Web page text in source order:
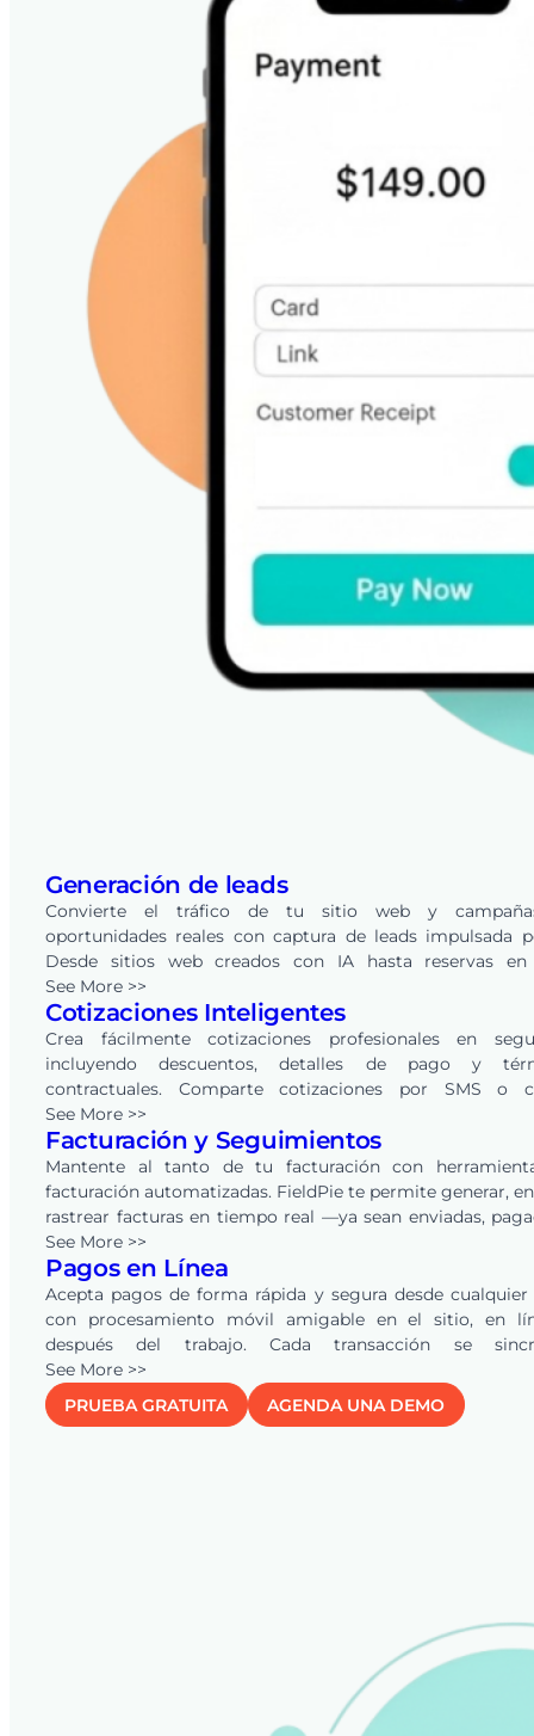
Generación de leads
Convierte el tráfico de tu sitio web y
oportunidades reales con captura de leads impulsada
Desde sitios web creados con IA hasta reservas en
integradas, cada solicitud se convierte en un lead en tu
de FieldPie — listo para rastrear, calificar y convertir a
CRM integrado.
See More >>
Cotizaciones Inteligentes
Crea fácilmente cotizaciones profesionales en
incluyendo descuentos, detalles de pago y
contractuales. Comparte cotizaciones por SMS o
electrónico, y permite que los clientes las revisen y
línea con un solo clic. FieldPie también
seguimientos, ayudando a empresas de todas las
convertir más oportunidades en ingresos.
See More >>
Facturación y Seguimientos
Mantente al tanto de tu facturación con
facturación automatizadas. FieldPie te permite generar,
rastrear facturas en tiempo real —ya sean enviadas,
vencidas. Los recordatorios automáticos mantienen a tu
y clientes alineados, asegurando pagos más
reduciendo la carga de trabajo administrativa.
See More >>
Pagos en Línea
Acepta pagos de forma rápida y segura desde
con procesamiento móvil amigable en el sitio, en
después del trabajo. Cada transacción se
instantáneamente en tu sistema para una clara
financiera, y la conexión conQuickBooksOnline
cotizaciones, facturas y pagos —eliminando la doble
See More >>
PRUEBA GRATUITA
AGENDA UNA DEMO